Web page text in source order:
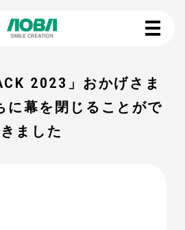
2023」おかげさま
に幕を閉じることがで
きました